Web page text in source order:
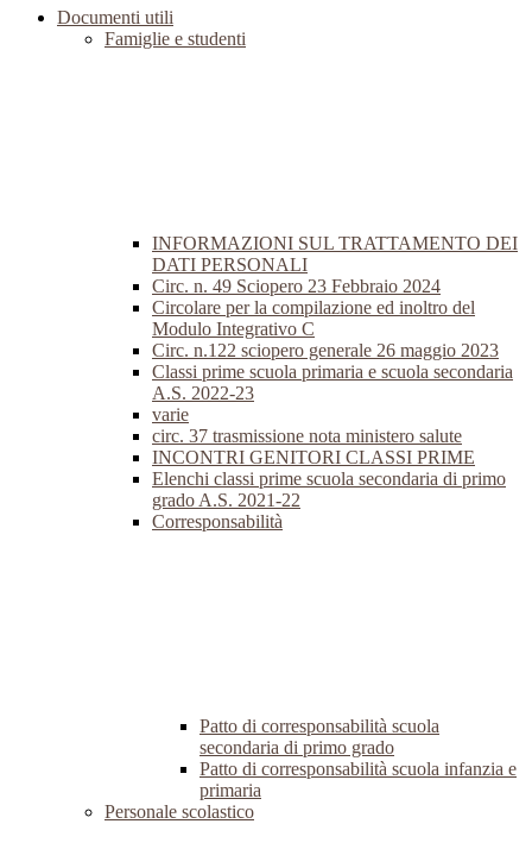
Documenti utili
Famiglie e studenti
INFORMAZIONI SUL TRATTAMENTO DEI
DATI PERSONALI
Circ. n. 49 Sciopero 23 Febbraio 2024
Circolare per la compilazione ed inoltro del
Modulo Integrativo C
Circ. n.122 sciopero generale 26 maggio 2023
Classi prime scuola primaria e scuola secondaria
A.S. 2022-23
varie
circ. 37 trasmissione nota ministero salute
INCONTRI GENITORI CLASSI PRIME
Elenchi classi prime scuola secondaria di primo
grado A.S. 2021-22
Corresponsabilità
Patto di corresponsabilità scuola
secondaria di primo grado
Patto di corresponsabilità scuola infanzia e
primaria
Personale scolastico